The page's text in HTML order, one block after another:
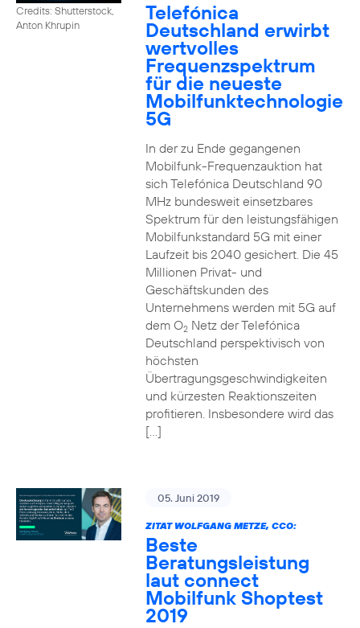
Credits: Shutterstock,
Anton Khrupin
Telefónica
Deutschland erwirbt
wertvolles
Frequenzspektrum
für die neueste
Mobilfunktechnologie
5G
In der zu Ende gegangenen
Mobilfunk-Frequenzauktion hat
sich Telefónica Deutschland 90
MHz bundesweit einsetzbares
Spektrum für den leistungsfähigen
Mobilfunkstandard 5G mit einer
Laufzeit bis 2040 gesichert. Die 45
Millionen Privat- und
Geschäftskunden des
Unternehmens werden mit 5G auf
dem O2Netz der Telefónica
Deutschland perspektivisch von
höchsten
Übertragungsgeschwindigkeiten
und kürzesten Reaktionszeiten
profitieren. Insbesondere wird das
[…]
05. Juni 2019
ZITAT WOLFGANG METZE, CCO:
Beste
Beratungsleistung
laut connect
Mobilfunk Shoptest
2019